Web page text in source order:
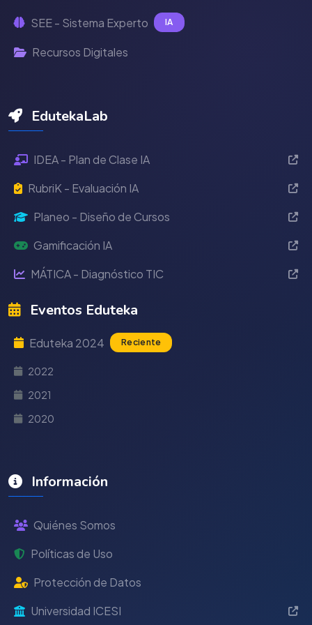
SEE - Sistema Experto IA
Recursos Digitales
EdutekaLab
IDEA - Plan de Clase IA
RubriK - Evaluación IA
Planeo - Diseño de Cursos
Gamificación IA
MÁTICA - Diagnóstico TIC
Eventos Eduteka
Eduteka 2024 Reciente
2022
2021
2020
Información
Quiénes Somos
Políticas de Uso
Protección de Datos
Universidad ICESI